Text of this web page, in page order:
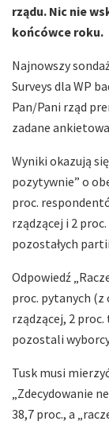
rządu. Nic nie
końcówce roku.
Najnowszy
Surveys dla WP
Pan/Pani rząd
zadane
Wyniki okazują
pozytywnie” o
proc.
rządzącej i 2
pozostałych
Odpowiedź
proc. pytanych (z
rządzącej, 2
pozostali
Tusk musi
„Zdecydowanie
38,7 proc., a